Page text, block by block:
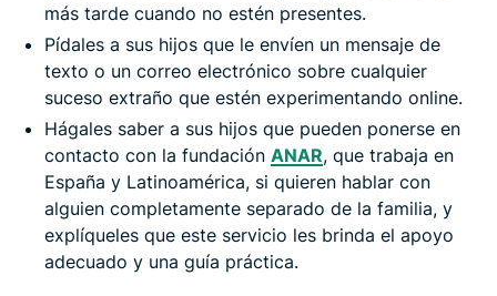
más tarde cuando no estén presentes.
Pídales a sus hijos que le envíen un mensaje de
texto o un correo electrónico sobre cualquier
suceso extraño que estén experimentando online.
Hágales saber a sus hijos que pueden ponerse en
contacto con la fundación ANAR, que trabaja en
España y Latinoamérica, si quieren hablar con
alguien completamente separado de la familia, y
explíqueles que este servicio les brinda el apoyo
adecuado y una guía práctica.